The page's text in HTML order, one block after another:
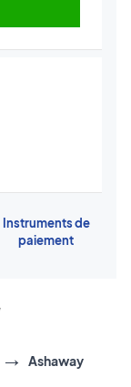
Instruments de
paiement
→
Ashaway